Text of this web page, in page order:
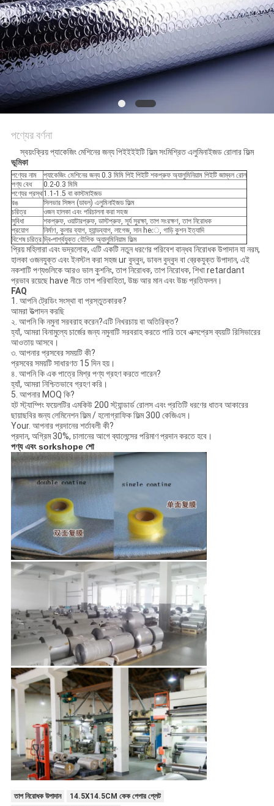
সাইট
ম্যাপ
গোপনীয়তা
নীতি
পণ্যের বর্ণনা
স্বয়ংক্রিয় প্যাকেজিং মেশিনের জন্য পিইইইইটি ফিল্ম সংমিশ্রিত এলুমিনাইজড রোলার ফিল্ম
ভূমিকা
পণ্যের নাম
প্যাকেজিং মেশিনের জন্য 0.3 মিমি পিই পিইটি শকপ্রুফ অ্যালুমিনিয়াম পিইটি জাম্বল রোল
পণ্য বেধ
0.2-0.3 মিমি
পণ্যের প্রস্থ1.1-1.5 বা কাস্টমাইজড
রঙ
সিলভার সিঙ্গল (ডাবল) এলুমিনাইজড ফিল্ম
চরিত্র
ওজন হালকা এবং পরিচালনা করা সহজ
সুবিধা
শকপ্রুফ, ওয়াটারপ্রুফ, ডাস্টপ্রুফ, সূর্য সুরক্ষা, তাপ সংরক্ষণ, তাপ নিরোধক
প্রয়োগ
নির্মাণ, কুলার ব্যাগ, হ্যান্ডব্যাগ, লাগেজ, সান heে, গাড়ি কুশন ইত্যাদি
বিশেষ চরিত্র দ্বি-পার্শ্বযুক্ত যৌগিক অ্যালুমিনিয়াম ফিল্ম
প্রিয় মহিলারা এবং ভদ্রলোক, এটি একটি নতুন ধরণের পরিবেশ বান্ধব নিরোধক উপাদান যা নরম,
হালকা ওজনযুক্ত এবং ইনস্টল করা সহজ ur বুদ্বুদ, ডাবল বুদ্বুদ বা ব্রেকযুক্ত উপাদান, এই
নকশাটি পণ্যগুলিকে আরও ভাল কুশনিং, তাপ নিরোধক, তাপ নিরোধক, শিখা retardant
প্রভাব রয়েছে have নীচে তাপ পরিবাহিতা, উচ্চ আর মান এবং উচ্চ প্রতিফলন।
FAQ
1. আপনি ট্রেডিং সংস্থা বা প্রস্তুতকারক?
আমরা উত্পাদন করছি
২. আপনি কি নমুনা সরবরাহ করেন?এটি নিখরচায় বা অতিরিক্ত?
হ্যাঁ, আমরা বিনামুল্যে চার্জের জন্য নমুনাটি সরবরাহ করতে পারি তবে এক্সপ্রেস ব্যয়টি রিসিভারের
আওতায় আসবে।
৩. আপনার প্রসবের সময়টি কী?
প্রসবের সময়টি সাধারণত 15 দিন হয়।
৪. আপনি কি এক পাত্রে মিশ্র পণ্য গ্রহণ করতে পারেন?
হ্যাঁ, আমরা নিশ্চিতভাবে গ্রহণ করি।
5. আপনার MOQ কি?
হট স্ট্যাম্পিং ফয়েলটির এমকিউ 200 স্ট্যান্ডার্ড রোলস এবং প্রতিটি ধরণের ধাতব আকারের
ছায়াছবির জন্য লেমিনেশন ফিল্ম / হলোগ্রাফিক ফিল্ম 300 কেজিএস।
Your. আপনার প্রদানের শর্তাবলী কী?
প্রদান, অগ্রিম 30%, চালানের আগে ব্যালেন্সের পরিমাণ প্রদান করতে হবে।
পণ্য এবং sorkshope শো
তাপ নিরোধক উপাদান
14.5X14.5CM কেক পেপার প্লেট